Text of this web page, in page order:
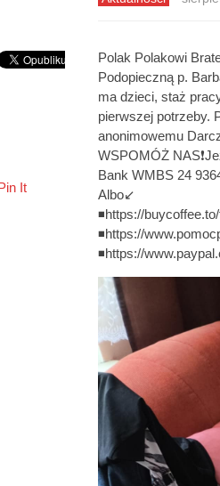
Polak Polakowi
Podopieczną p.
ma dzieci, staż
pierwszej potrzeby.
anonimowemu
WSPOMÓŻ
Bank WMBS 24
Albo↙️
◾https://
◾https://
◾https://
It